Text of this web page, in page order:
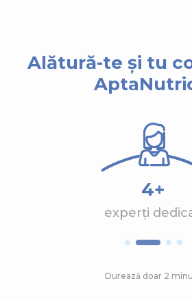
Alătură-te și tu
4+
experți
Durează doar 2